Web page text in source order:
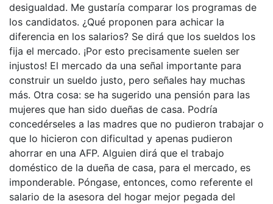
desigualdad. Me gustaría comparar los programas de
los candidatos. ¿Qué proponen para achicar la
diferencia en los salarios? Se dirá que los sueldos los
fija el mercado. ¡Por esto precisamente suelen ser
injustos! El mercado da una señal importante para
construir un sueldo justo, pero señales hay muchas
más. Otra cosa: se ha sugerido una pensión para las
mujeres que han sido dueñas de casa. Podría
concedérseles a las madres que no pudieron trabajar o
que lo hicieron con dificultad y apenas pudieron
ahorrar en una AFP. Alguien dirá que el trabajo
doméstico de la dueña de casa, para el mercado, es
imponderable. Póngase, entonces, como referente el
salario de la asesora del hogar mejor pegada del